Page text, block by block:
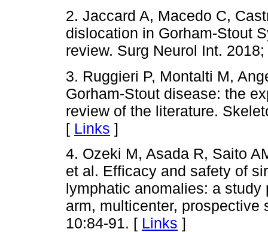
2. Jaccard A, Macedo C,
dislocation in Gorham-Stout
review. Surg Neurol Int.
3. Ruggieri P, Montalti M,
Gorham-Stout disease: the
review of the literature.
[ Links ]
4. Ozeki M, Asada R, Saito
et al. Efficacy and safety of
lymphatic anomalies: a
arm, multicenter, prospective
10:84-91. [ Links ]